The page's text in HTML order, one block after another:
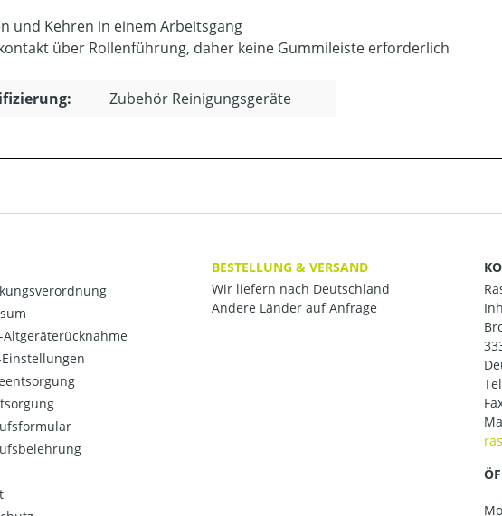
und Kehren in einem Arbeitsgang
über Rollenführung, daher keine Gummileiste erforderlich
Zubehör Reinigungsgeräte
Altgeräterücknahme
Einstellungen
BESTELLUNG & VERSAND
Wir liefern nach Deutschland
Andere Länder auf Anfrage